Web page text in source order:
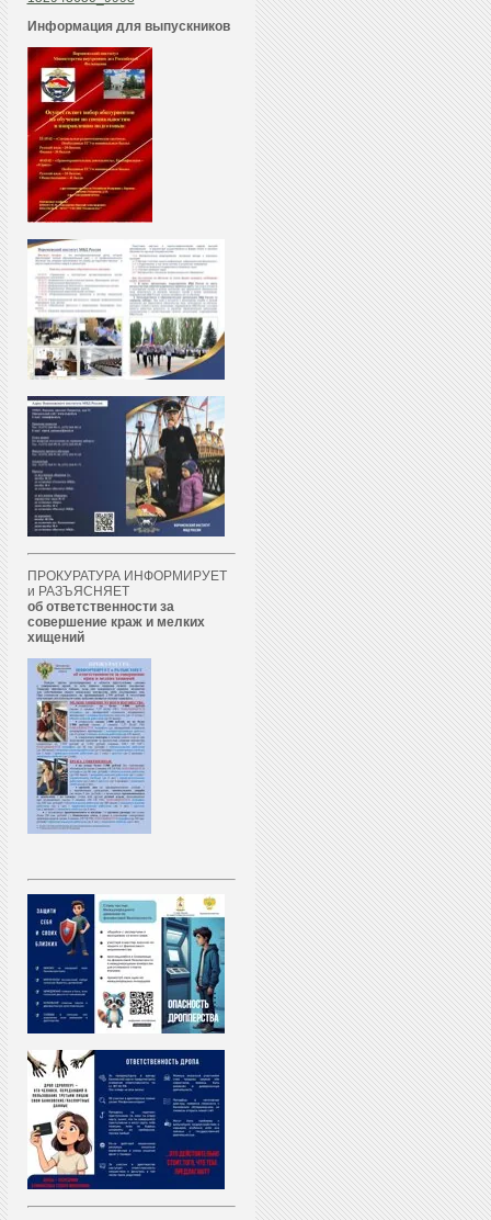
Информация для выпускников
ПРОКУРАТУРА ИНФОРМИРУЕТ
и РАЗЪЯСНЯЕТ
об ответственности за
совершение краж и мелких
хищений